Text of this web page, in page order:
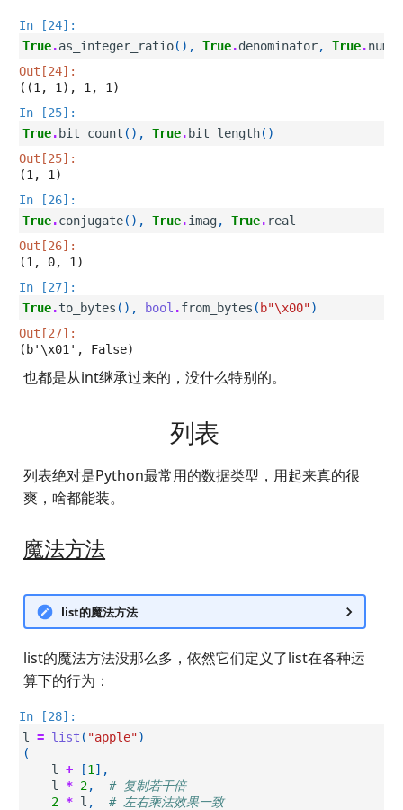
In [24]:
True.as_integer_ratio(), True.denominator, True.
Out[24]:
((1, 1), 1, 1)
In [25]:
True. bit_count (), True. bit_length()
Out[25]:
(1, 1)
In [26]:
True.conjugate(), True.imag, True. real
Out[26]:
(1, 0, 1)
In [27]:
True.to_bytes (), bool .from_bytes ( b"\x00")
Out[27]:
(b'\x01', False)
也都是从int继承过来的，没什么特别的。
列表
列表绝对是Python最常用的数据类型，用起来真的很
爽，啥都能装。
魔法方法
list的魔法方法
list的魔法方法没那么多，依然它们定义了list在各种运
算下的行为：
In [28]:
l
= list ( "apple")
(
l
+ [1 ],
l
* 2,
# 复制若干倍
2 * l ,
# 左右乘法效果一致